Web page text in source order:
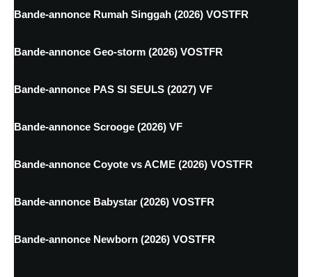
Bande-annonce Rumah Singgah (2026) VOSTFR
Bande-annonce Geo-storm (2026) VOSTFR
Bande-annonce PAS SI SEULS (2027) VF
Bande-annonce Scrooge (2026) VF
Bande-annonce Coyote vs ACME (2026) VOSTFR
Bande-annonce Babystar (2026) VOSTFR
Bande-annonce Newborn (2026) VOSTFR